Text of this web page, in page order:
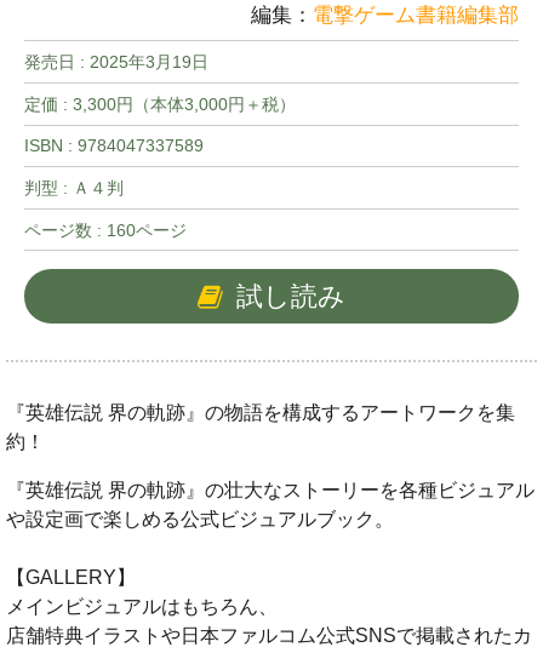
編集： 電撃ゲーム書籍編集部
発売日 : 2025年3月19日
定価 : 3,300円（本体3,000円＋税）
ISBN : 9784047337589
判型 : Ａ４判
ページ数 : 160ページ
試し読み
『英雄伝説 界の軌跡』の物語を構成するアートワークを集
約！
『英雄伝説 界の軌跡』の壮大なストーリーを各種ビジュアル
や設定画で楽しめる公式ビジュアルブック。
【GALLERY】
メインビジュアルはもちろん、
店舗特典イラストや日本ファルコム公式SNSで掲載されたカ